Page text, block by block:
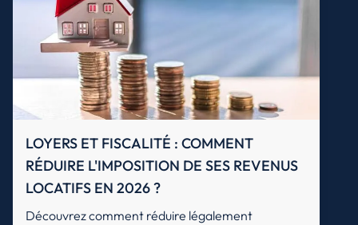
LOYERS ET FISCALITÉ : COMMENT
RÉDUIRE L'IMPOSITION DE SES REVENUS
LOCATIFS EN 2026 ?
Découvrez comment réduire légalement